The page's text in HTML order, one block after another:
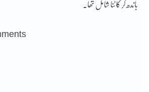
باندھ کر کاٹنا شامل تھا۔